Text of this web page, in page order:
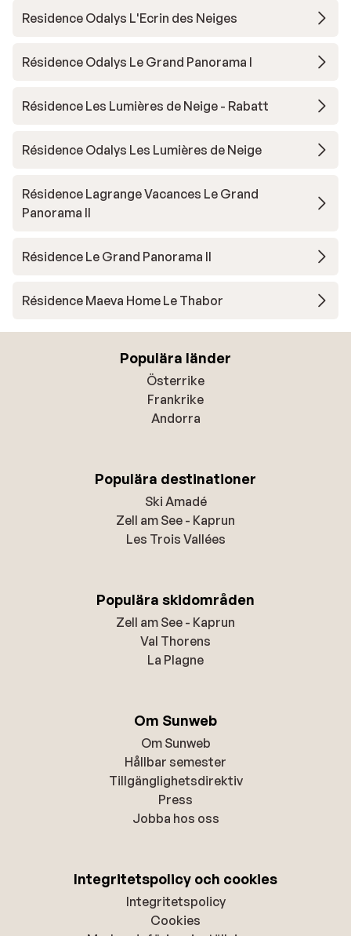
Residence Odalys L'Ecrin des Neiges
Résidence Odalys Le Grand Panorama I
Résidence Les Lumières de Neige - Rabatt
Résidence Odalys Les Lumières de Neige
Résidence Lagrange Vacances Le Grand
Panorama II
Résidence Le Grand Panorama II
Résidence Maeva Home Le Thabor
Populära länder
Österrike
Frankrike
Andorra
Populära destinationer
Ski Amadé
Zell am See - Kaprun
Les Trois Vallées
Populära skidområden
Zell am See - Kaprun
Val Thorens
La Plagne
Om Sunweb
Om Sunweb
Hållbar semester
Tillgänglighetsdirektiv
Press
Jobba hos oss
Integritetspolicy och cookies
Integritetspolicy
Cookies